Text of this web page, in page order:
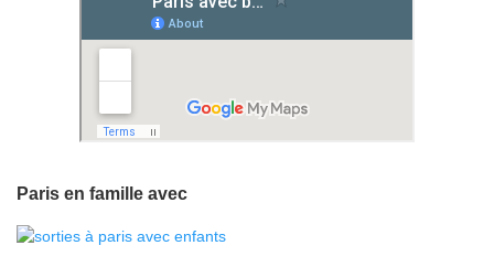
Paris en famille avec